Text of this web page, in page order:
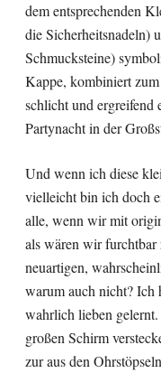
dem entsprechenden
die Sicherheitsnadeln)
Schmucksteine)
Kappe, kombiniert
schlicht und ergreifend
Partynacht in der
Und wenn ich diese
vielleicht bin ich doch
alle, wenn wir mit
als wären wir
neuartigen,
warum auch nicht? Ich
wahrlich lieben
großen Schirm
zur aus den